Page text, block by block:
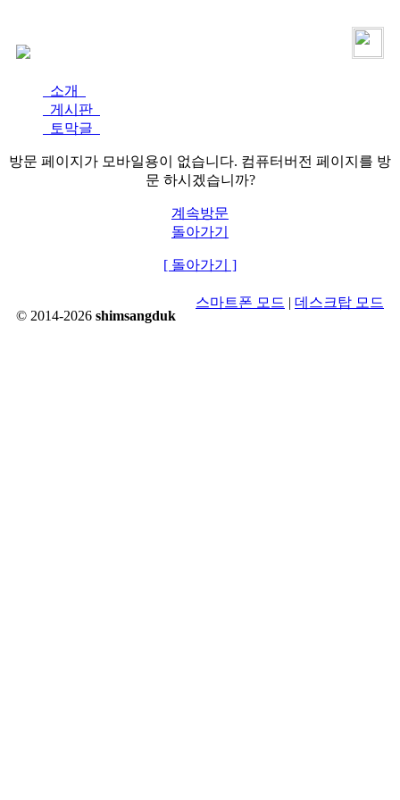
소개
게시판
토막글
방문 페이지가 모바일용이 없습니다. 컴퓨터버전 페이지를 방
문 하시겠습니까?
계속방문
돌아가기
[ 돌아가기 ]
© 2014-2026 shimsangduk
스마트폰 모드 | 데스크탑 모드